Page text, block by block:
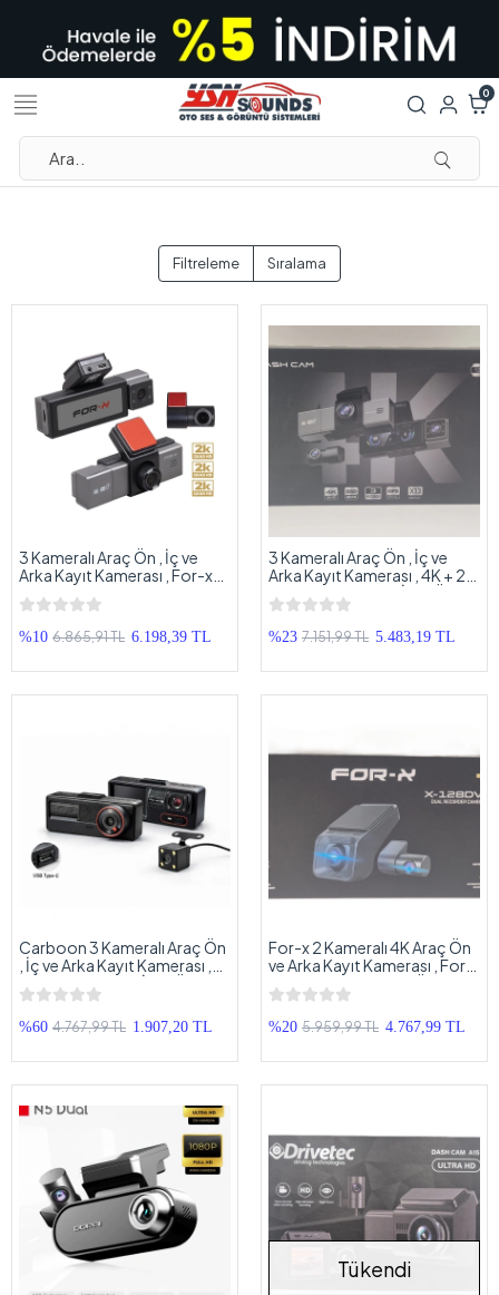
0
Filtreleme Sıralama
3 Kameralı Araç Ön , İç ve
Arka Kayıt Kamerası , For-x
X-33DVR , 2K + 2k + 2K ,
Ekranlı, Araç İçi + Ön + Arka
Kamera Siyah
%10 6.865,91 TL 6.198,39 TL
3 Kameralı Araç Ön , İç ve
Arka Kayıt Kamerası , 4K + 2k
+ 2K , Ekranlı, Araç İçi + Ön +
Arka Kamera Siyah
%23 7.151,99 TL 5.483,19 TL
Carboon 3 Kameralı Araç Ön
, İç ve Arka Kayıt Kamerası ,
HD , Ekranlı, Araç İçi + Ön +
Arka Kamera Siyah
%60 4.767,99 TL 1.907,20 TL
For-x 2 Kameralı 4K Araç Ön
ve Arka Kayıt Kamerası , For-
x X-128DVR 4K Araç Ön ve
Arka Kamera Siyah
%20 5.959,99 TL 4.767,99 TL
Tükendi